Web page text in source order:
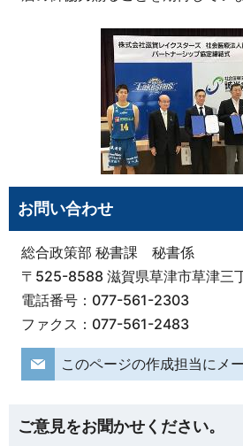
お問い合わせ
総合政策部 秘書課 秘書係
〒525-8588 滋賀県草津市草津三
電話番号：077-561-2303
ファクス：077-561-2483
このページの作成担当にメ
ご意見をお聞かせください。